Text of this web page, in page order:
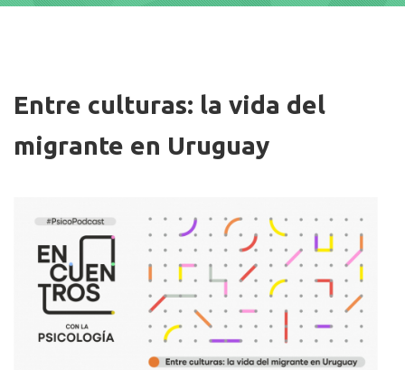
Entre culturas: la vida del
migrante en Uruguay